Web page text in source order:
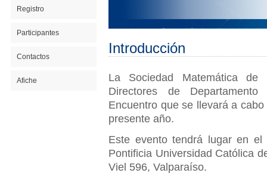
Registro
Participantes
Contactos
Afiche
Introducción
La Sociedad Matemática
Directores de
Encuentro que se llevará a
presente año.
Este evento tendrá lugar en
Pontificia Universidad Católica
Viel 596, Valparaíso.